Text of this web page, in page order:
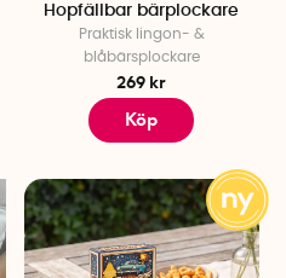
Hopfällbar bärplockare
Praktisk lingon- &
blåbärsplockare
269 kr
Köp